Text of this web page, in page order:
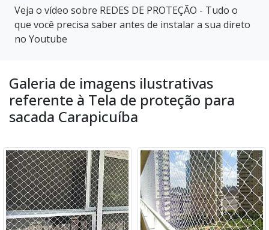
Veja o vídeo sobre REDES DE PROTEÇÃO - Tudo o
que você precisa saber antes de instalar a sua direto
no Youtube
Galeria de imagens ilustrativas
referente à Tela de proteção para
sacada Carapicuíba